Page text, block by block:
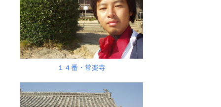
１４番・常楽寺